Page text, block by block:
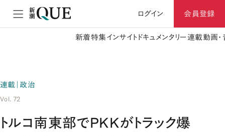
ログイン 会員登録
新着特集 インサイト ドキュメンタリー 連載動画
連載｜政治
Vol. 72
トルコ南東部でPKKがトラック爆